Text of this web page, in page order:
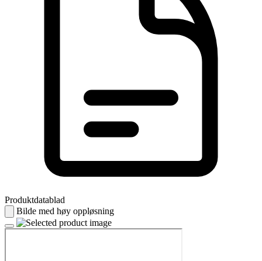
Produktdatablad
Bilde med høy oppløsning